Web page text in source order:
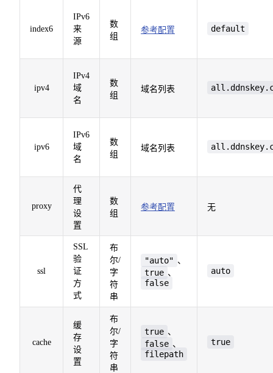
index6
IPv6
来
源
数
组
参考配置 default
ipv4
IPv4
域
名
数
组
域名列表
ipv6
IPv6
域
名
数
组
域名列表
proxy
代
理
设
置
数
组
参考配置 无
ssl
SSL
验
证
方
式
布
尔/
字
符
串
"auto" 、
true 、
false
auto
cache
缓
存
设
置
布
尔/
字
符
串
true 、
false 、
filepath
true